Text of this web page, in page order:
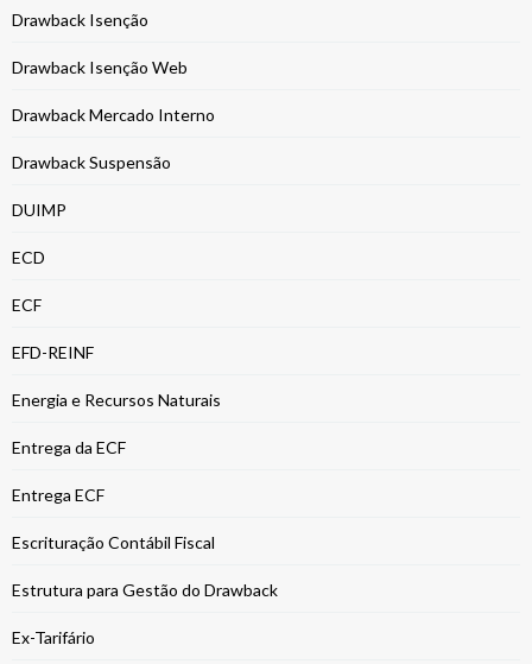
Drawback Isenção
Drawback Isenção Web
Drawback Mercado Interno
Drawback Suspensão
DUIMP
ECD
ECF
EFD-REINF
Energia e Recursos Naturais
Entrega da ECF
Entrega ECF
Escrituração Contábil Fiscal
Estrutura para Gestão do Drawback
Ex-Tarifário